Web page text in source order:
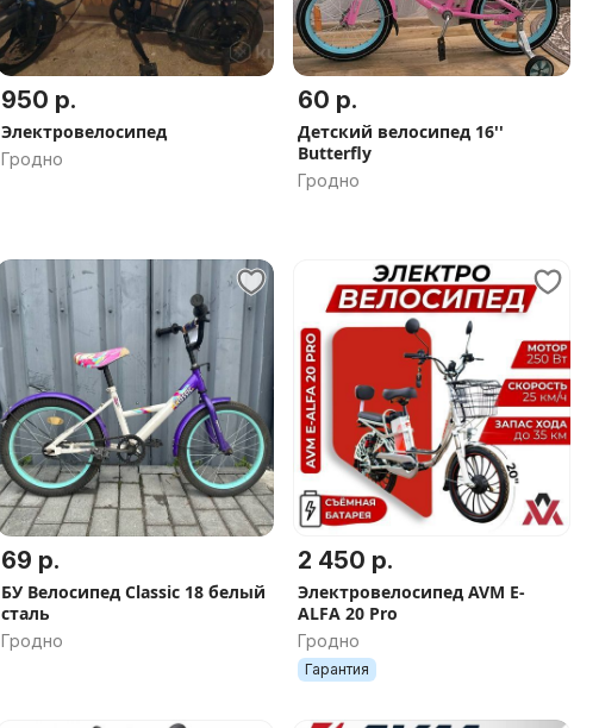
950 р.
Электровелосипед
Гродно
60 р.
Детский велосипед 16''
Butterfly
Гродно
69 р.
БУ Велосипед Classic 18 белый
сталь
Гродно
2 450 р.
Электровелосипед AVM E-
ALFA 20 Pro
Гродно
Гарантия